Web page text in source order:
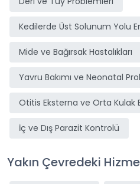
Kedilerde Üst Solunum Yolu
Mide ve Bağırsak Hastalıkları
Yavru Bakımı ve Neonatal
Otitis Eksterna ve Orta Kulak
İç ve Dış Parazit Kontrolü
Yakın Çevredeki